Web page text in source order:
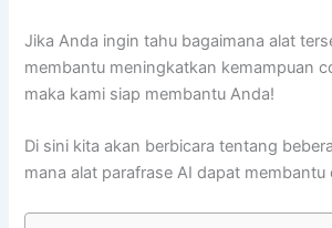
Jika Anda ingin tahu bagaimana alat
membantu meningkatkan kemampuan
maka kami siap membantu Anda!
Di sini kita akan berbicara tentang
mana alat parafrase AI dapat membantu